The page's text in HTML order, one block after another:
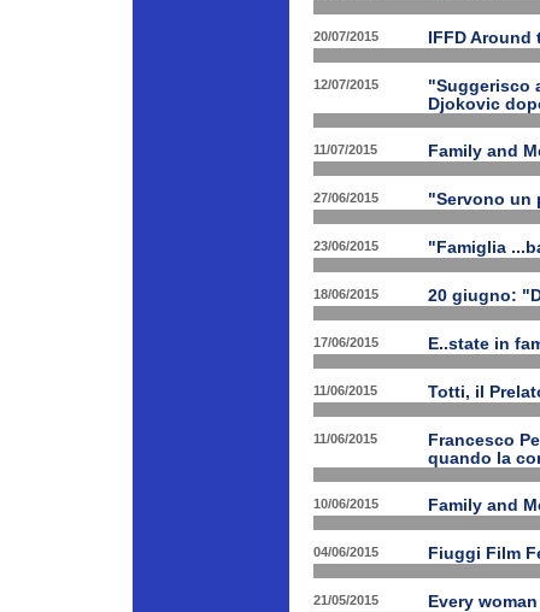
20/07/2015 IFFD
12/07/2015
"Suggerisco
Djokovic
11/07/2015 Family and
27/06/2015 "Servono un
23/06/2015 "Famiglia
18/06/2015 20 giugno:
17/06/2015 E..state in
11/06/2015 Totti, il
11/06/2015
Francesco
quando la
10/06/2015 Family and
04/06/2015 Fiuggi Film
21/05/2015 Every